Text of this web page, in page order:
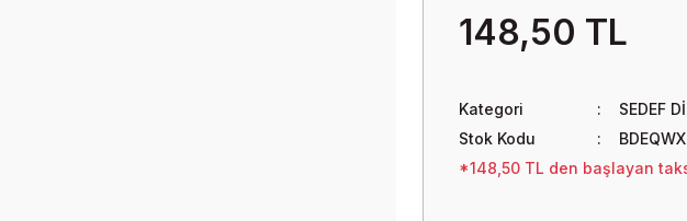
148,50 TL
Kategori
SEDEF
Stok Kodu
*148,50 TL den başlayan